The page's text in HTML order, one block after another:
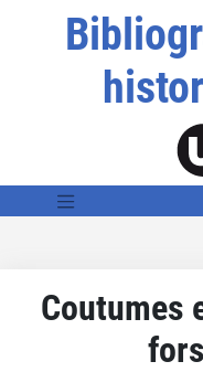
Coutumes